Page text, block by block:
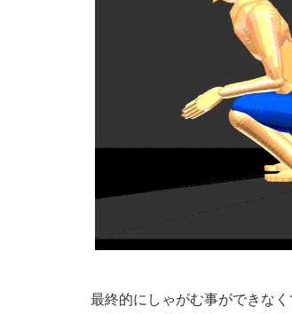
最終的にしゃがむ事ができな